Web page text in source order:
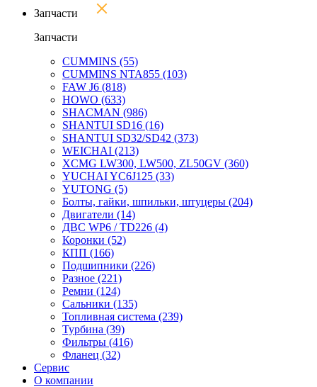
Запчасти
Запчасти
CUMMINS (55)
CUMMINS NTA855 (103)
FAW J6 (818)
HOWO (633)
SHACMAN (986)
SHANTUI SD16 (16)
SHANTUI SD32/SD42 (373)
WEICHAI (213)
XCMG LW300, LW500, ZL50GV (360)
YUCHAI YC6J125 (33)
YUTONG (5)
Болты, гайки, шпильки, штуцеры (204)
Двигатели (14)
ДВС WP6 / TD226 (4)
Коронки (52)
КПП (166)
Подшипники (226)
Разное (221)
Ремни (124)
Сальники (135)
Топливная система (239)
Турбина (39)
Фильтры (416)
Фланец (32)
Сервис
О компании